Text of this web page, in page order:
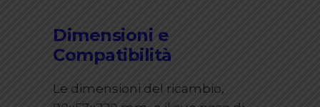
Dimensioni e
Compatibilità
Le dimensioni del ricambio,